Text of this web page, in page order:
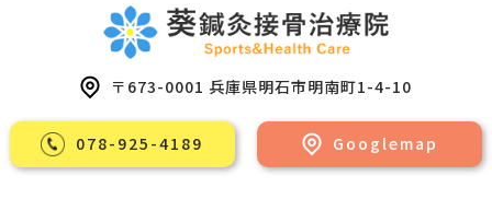
〒673-0001 兵庫県明⽯市明南町1-4-10
078-925-4189 Googlemap